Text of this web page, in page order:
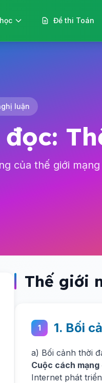
Đề thi Toán
luận
đọc:
của thế giới
Thế giới
1 1. Bối
a) Bối cảnh thời
Cuộc cách
Internet phát